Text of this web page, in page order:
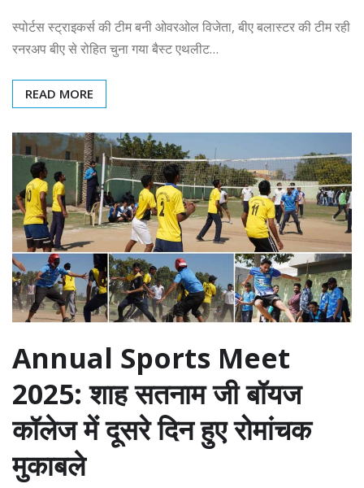
स्पोर्टस स्ट्राइकर्स की टीम बनी ओवरओल विजेता, बीए बलास्टर की टीम रही
रनरअप बीए से रोहित चुना गया बैस्ट एथलीट…
READ MORE
Annual Sports Meet
2025: शाह सतनाम जी बॉयज
कॉलेज में दूसरे दिन हुए रोमांचक
मुकाबले